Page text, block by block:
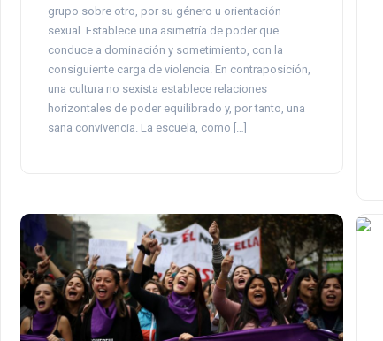
grupo sobre otro, por su género u orientación
sexual. Establece una asimetría de poder que
conduce a dominación y sometimiento, con la
consiguiente carga de violencia. En contraposición,
una cultura no sexista establece relaciones
horizontales de poder equilibrado y, por tanto, una
sana convivencia. La escuela, como […]